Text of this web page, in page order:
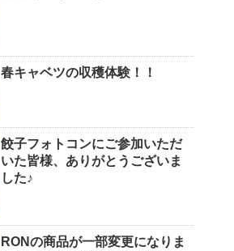
春キャベツの収穫体験！！
餃子フォトコンにご参加いただ
いた皆様、ありがとうございま
した♪
RONの商品が一部変更になりま